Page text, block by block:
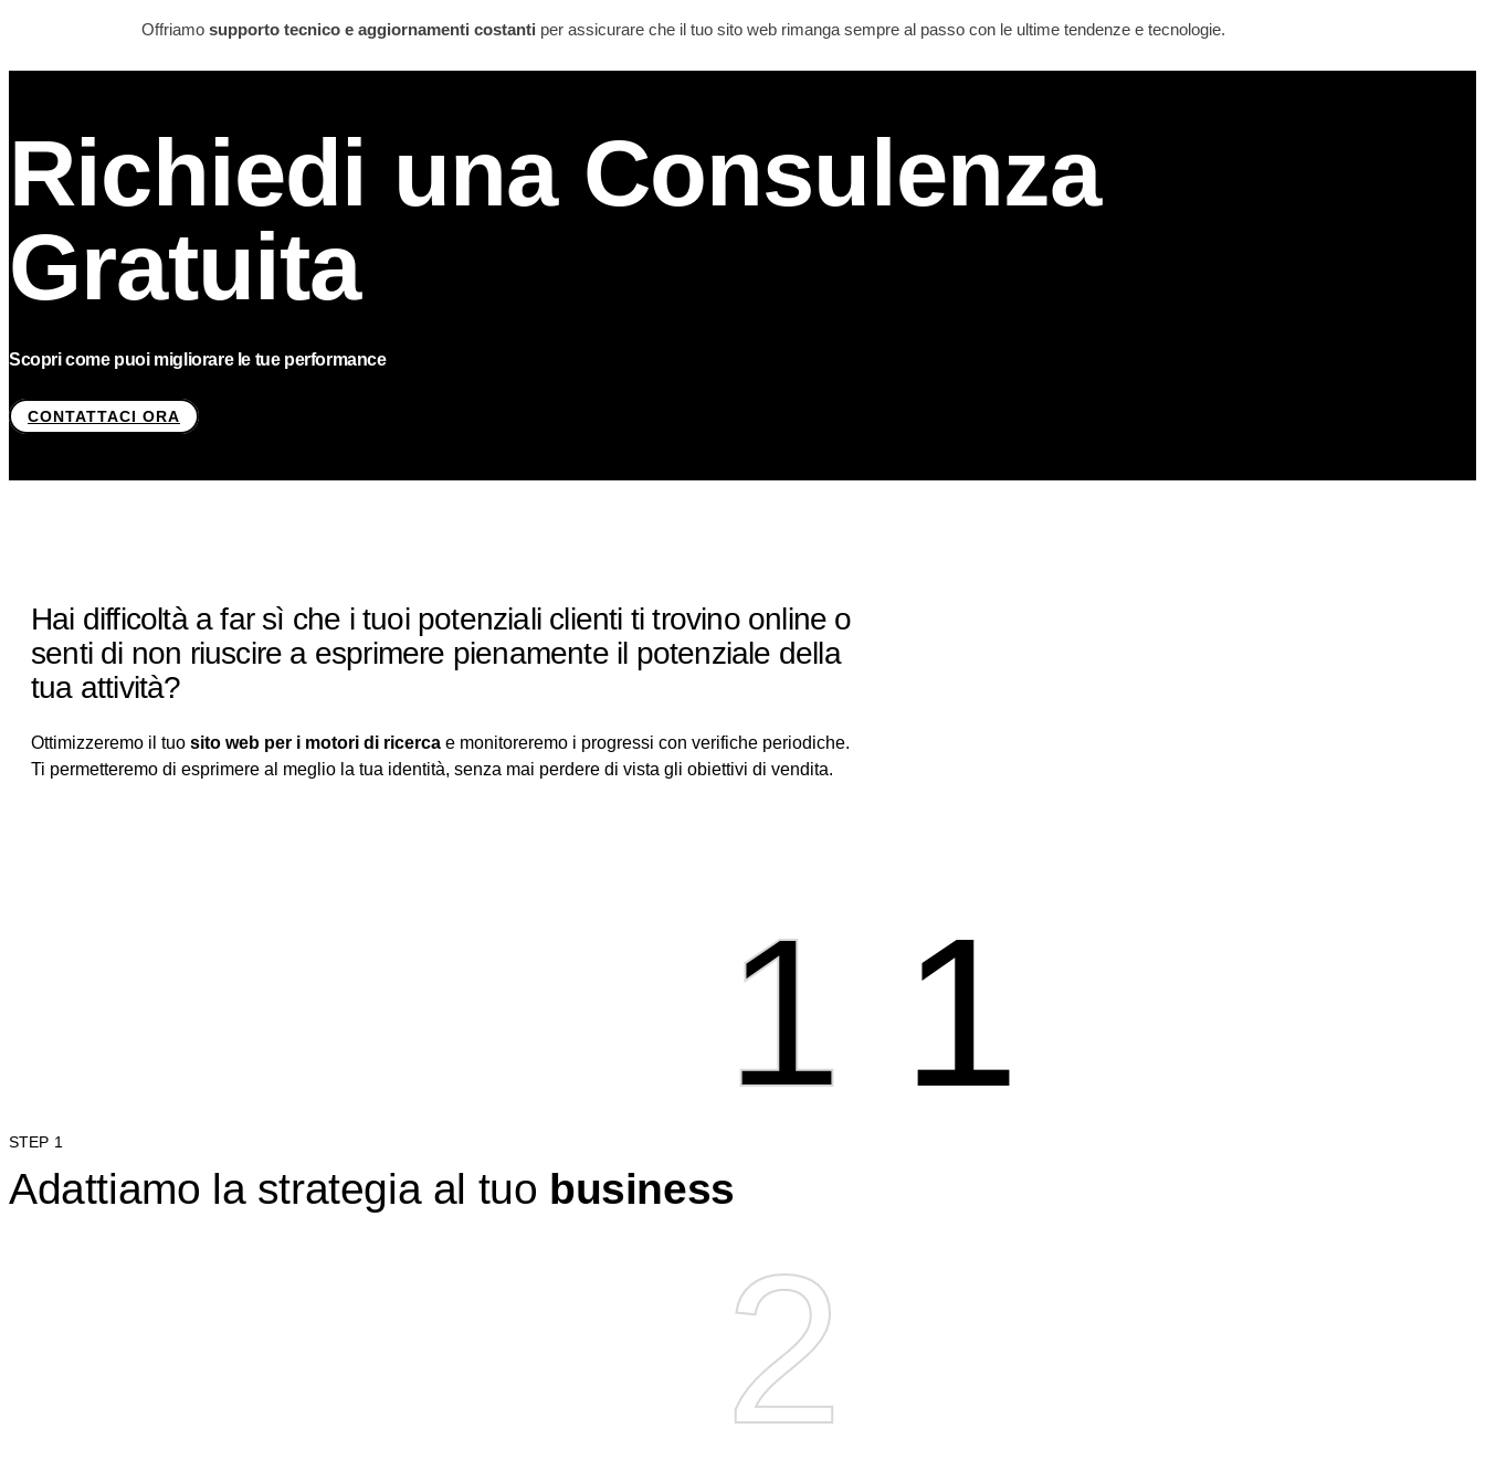
Offriamo supporto tecnico e aggiornamenti costanti per assicurare che il tuo sito web rimanga sempre al passo con le ultime tendenze e tecnologie.
Richiedi una Consulenza
Gratuita
Scopri come puoi migliorare le tue performance
CONTATTACI ORA
Hai difficoltà a far sì che i tuoi potenziali clienti ti trovino online o
senti di non riuscire a esprimere pienamente il potenziale della
tua attività?
Ottimizzeremo il tuo sito web per i motori di ricerca e monitoreremo i progressi con verifiche periodiche.
Ti permetteremo di esprimere al meglio la tua identità, senza mai perdere di vista gli obiettivi di vendita.
1 1
STEP 1
Adattiamo la strategia al tuo business
2